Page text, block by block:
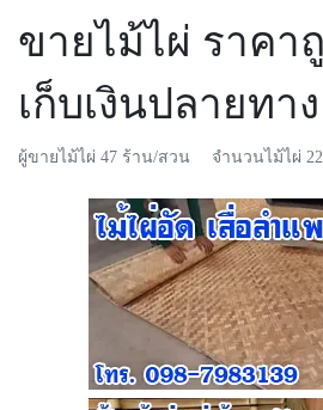
ขายไม้ไผ่ ราคา
เก็บเงินปลายทาง
ผู้ขายไม้ไผ่ 47 ร้าน/สวน จำนวนไม้ไผ่